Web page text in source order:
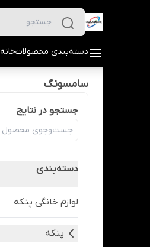
دسته‌بندی محصولاتخانه
سامسونگ
جستجو در نتایج
دسته‌بندی
لوازم خانگی پنکه
پنکه